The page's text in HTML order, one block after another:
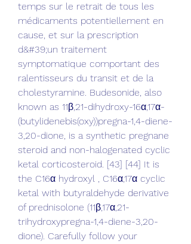
temps sur le retrait de tous les
médicaments potentiellement en
cause, et sur la prescription
d&#39;un traitement
symptomatique comportant des
ralentisseurs du transit et de la
cholestyramine. Budesonide, also
known as 11β,21-dihydroxy-16α,17α-
(butylidenebis(oxy))pregna-1,4-diene-
3,20-dione, is a synthetic pregnane
steroid and non-halogenated cyclic
ketal corticosteroid. [43] [44] It is
the C16α hydroxyl , C16α,17α cyclic
ketal with butyraldehyde derivative
of prednisolone (11β,17α,21-
trihydroxypregna-1,4-diene-3,20-
dione). Carefully follow your